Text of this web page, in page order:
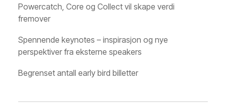
Powercatch, Core og Collect vil skape verdi
fremover
Spennende keynotes – inspirasjon og nye
perspektiver fra eksterne speakers
Begrenset antall early bird billetter